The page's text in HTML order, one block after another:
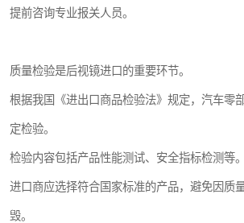
提前咨询专业报关人员。
质量检验是后视镜进口的重要环节。
根据我国《进出口商品检验法》规定，汽车零
定检验。
检验内容包括产品性能测试、安全指标检测等。
进口商应选择符合国家标准的产品，避免因质
毁。